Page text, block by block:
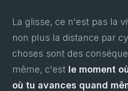
La glisse, ce n'est pas la
non plus la distance par
choses sont des
même, c'est le moment
où tu avances quand